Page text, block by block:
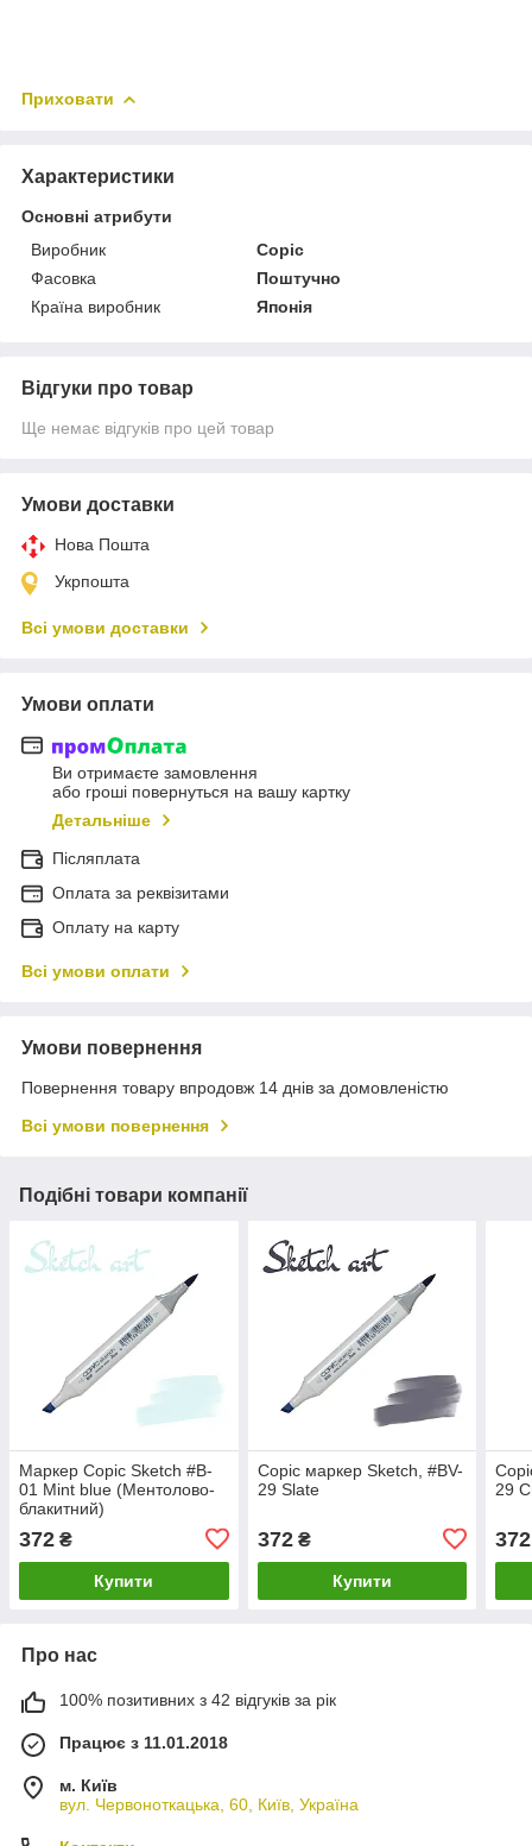
Приховати
Характеристики
Основні атрибути
Виробник
Copic
Фасовка
Поштучно
Країна виробник
Японія
Відгуки про товар
Ще немає відгуків про цей товар
Умови доставки
Нова Пошта
Укрпошта
Всі умови доставки
Умови оплати
Ви отримаєте замовлення
або гроші повернуться на вашу картку
Детальніше
Післяплата
Оплата за реквізитами
Оплату на карту
Всі умови оплати
Умови повернення
Повернення товару впродовж 14 днів за домовленістю
Всі умови повернення
Подібні товари компанії
Маркер Copic Sketch #B-
01 Mint blue (Ментолово-
блакитний)
372 ₴
Купити
Copic маркер Sketch, #BV-
29 Slate
372₴
Купити
29
372
Про нас
100% позитивних з 42 відгуків за рік
Працює з 11.01.2018
м. Київ
вул. Червоноткацька, 60, Київ, Україна